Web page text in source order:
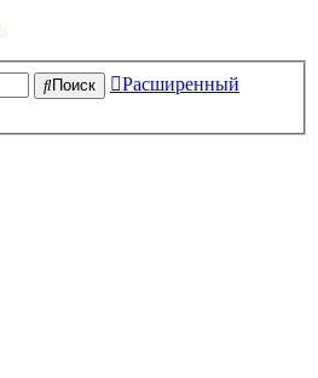
Поиск
Расширенный